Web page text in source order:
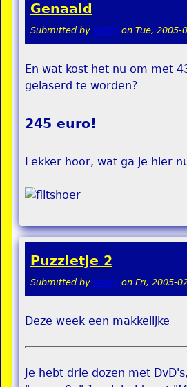
Genaaid
Submitted by teddy on Tue, 2005-
En wat kost het nu om met
gelaserd te worden?
245 euro!
Lekker hoor, wat ga je hier
Puzzletje 2
Submitted by teddy on Fri, 2005-
Deze week een makkelijke
Je hebt drie dozen met